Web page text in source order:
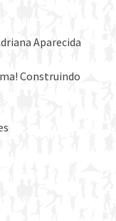
Aparecida
Construindo